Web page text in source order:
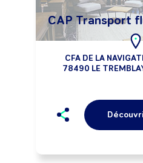
CAP Transport
CFA DE LA
78490 LE